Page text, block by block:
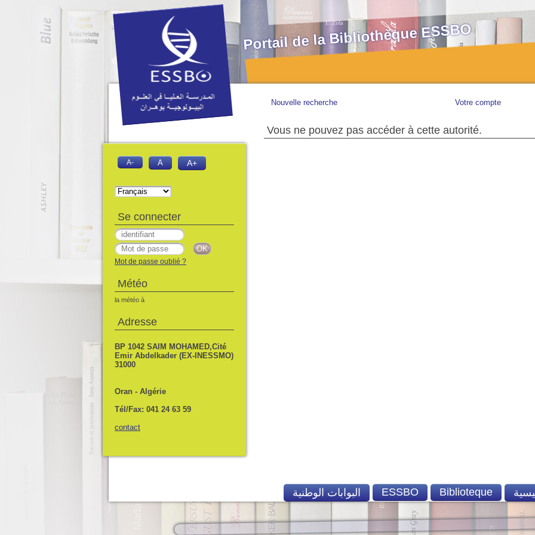
البوابات الوطنية ESSBO Biblioteque
Nouvelle recherche Votre compte
Vous ne pouvez pas accéder à cette autorité.
Portail de la Bibliothèque ESSBO
A- A A+
Se connecter
Mot de passe oublié ?
Météo
la météo à
Adresse
BP 1042 SAIM MOHAMED,Cité
Emir Abdelkader (EX-INESSMO)
31000
Oran - Algérie
Tél/Fax: 041 24 63 59
contact